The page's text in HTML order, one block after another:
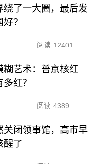
绕了一大圈，最后发
？
阅读 12401
糊艺术：普京核红
红？
阅读 4389
关闭领事馆，高市早
醒了